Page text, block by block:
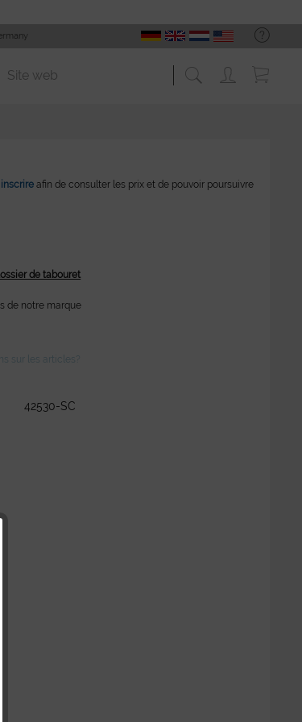
Site web
afin de consulter les prix et de pouvoir poursuivre
de tabouret
de notre marque
sur les articles?
42530-SC